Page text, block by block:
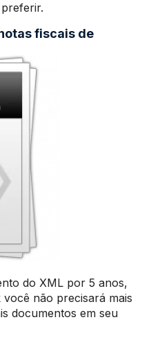
fiscais de
do XML por 5 anos,
não precisará mais
documentos em seu